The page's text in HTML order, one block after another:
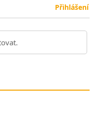
Přihlášení